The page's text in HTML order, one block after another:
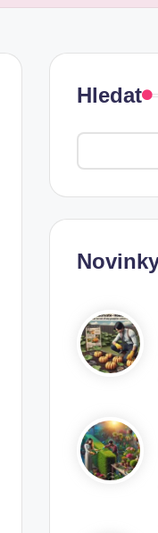
Hledat